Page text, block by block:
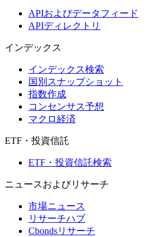
APIおよびデータフィード
APIディレクトリ
インデックス
インデックス検索
国別スナップショット
指数作成
コンセンサス予想
マクロ経済
ETF・投資信託
ETF・投資信託検索
ニュースおよびリサーチ
市場ニュース
リサーチハブ
Cbondsリサーチ